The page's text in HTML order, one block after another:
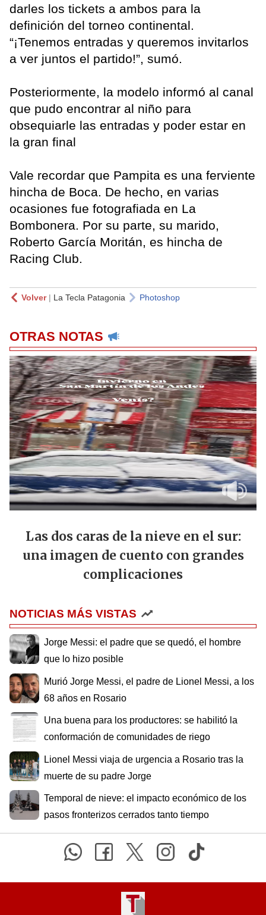
darles los tickets a ambos para la
definición del torneo continental.
“¡Tenemos entradas y queremos invitarlos
a ver juntos el partido!”, sumó.
Posteriormente, la modelo informó al canal
que pudo encontrar al niño para
obsequiarle las entradas y poder estar en
la gran final
Vale recordar que Pampita es una ferviente
hincha de Boca. De hecho, en varias
ocasiones fue fotografiada en La
Bombonera. Por su parte, su marido,
Roberto García Moritán, es hincha de
Racing Club.
Volver| La Tecla Patagonia Photoshop
OTRAS NOTAS
Las dos caras de la nieve en el sur:
una imagen de cuento con grandes
complicaciones
NOTICIAS MÁS VISTAS
Jorge Messi: el padre que se quedó, el hombre
que lo hizo posible
Murió Jorge Messi, el padre de Lionel Messi, a los
68 años en Rosario
Una buena para los productores: se habilitó la
conformación de comunidades de riego
Lionel Messi viaja de urgencia a Rosario tras la
muerte de su padre Jorge
Temporal de nieve: el impacto económico de los
pasos fronterizos cerrados tanto tiempo